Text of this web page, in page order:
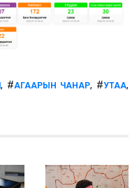
, #АГААРЫН ЧАНАР, #УТАА,